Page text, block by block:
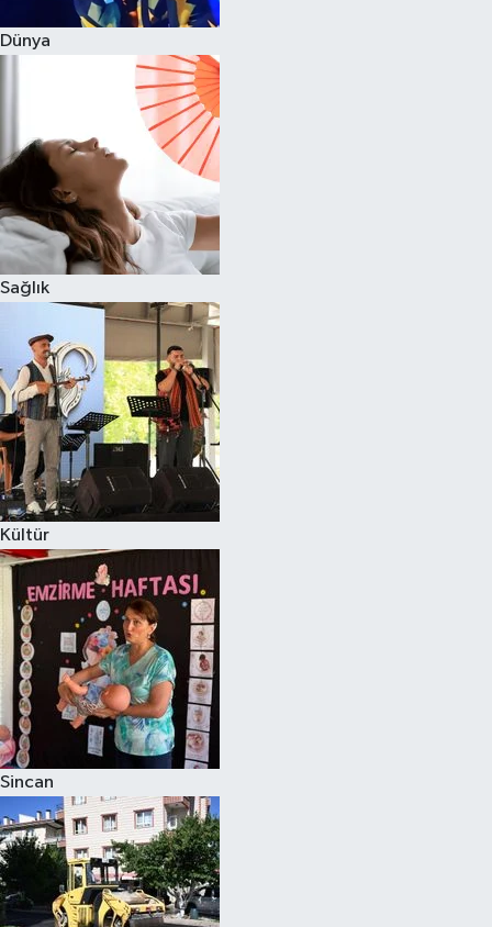
Dünya
Sağlık
Kültür
Sincan